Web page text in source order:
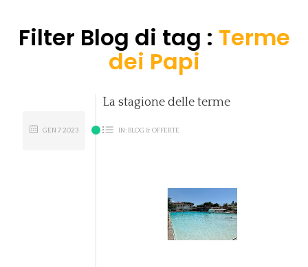
Filter Blog di tag : Terme
dei Papi
La stagione delle terme
IN: BLOG & OFFERTE
GEN 72023